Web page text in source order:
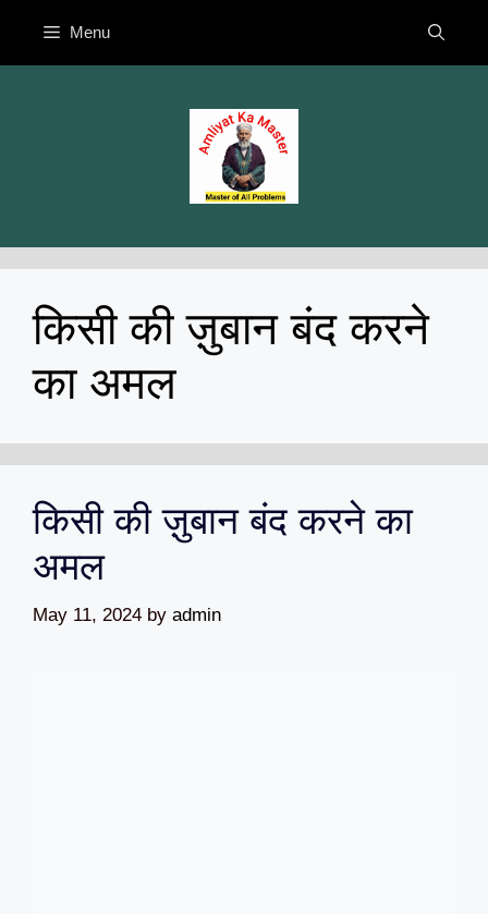
content
Menu
किसी की ज़ुबान बंद करने
का अमल
किसी की ज़ुबान बंद करने का
अमल
May 11, 2024 by admin